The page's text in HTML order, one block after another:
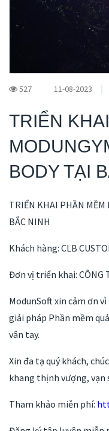
527 11-08-2023
TRIỂN
BODY TẠI
TRIỂN KHAI PHẦN MỀM
BẮC NINH
Khách hàng: CLB
Đơn vị triển khai: CÔNG
ModunSoft xin cảm ơn
giải pháp Phần mềm
vân tay.
Xin đa tạ quý khách,
khang thịnh vượng, vạn
Tham khảo miễn phí: